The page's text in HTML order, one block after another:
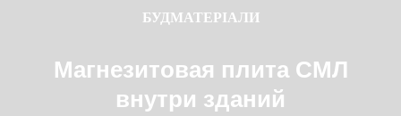
БУДМАТЕРІАЛИ
Магнезитовая плита СМЛ
внутри зданий